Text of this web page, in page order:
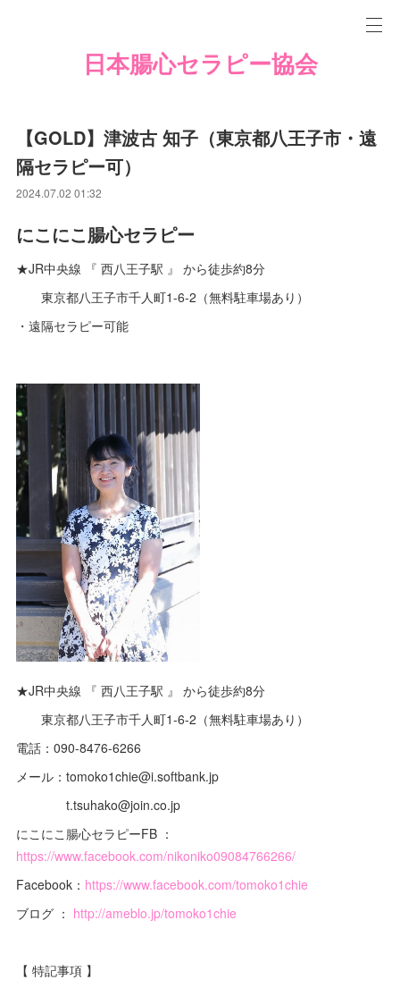
日本腸心セラピー協会
【GOLD】津波古 知子（東京都八王子市・遠
隔セラピー可）
2024.07.02 01:32
にこにこ腸心セラピー
★JR中央線 『 西八王子駅 』 から徒歩約8分
東京都八王子市千人町1-6-2（無料駐車場あり）
・遠隔セラピー可能
★JR中央線 『 西八王子駅 』 から徒歩約8分
東京都八王子市千人町1-6-2（無料駐車場あり）
電話：090-8476-6266
メール：tomoko1chie@i.softbank.jp
t.tsuhako@join.co.jp
にこにこ腸心セラピーFB ：
https://www.facebook.com/nikoniko09084766266/
Facebook： https://www.facebook.com/tomoko1chie
ブログ ： http://ameblo.jp/tomoko1chie
【 特記事項 】